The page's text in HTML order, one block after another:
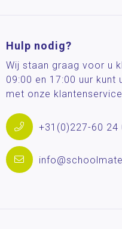
Hulp nodig?
Wij staan graag voor u
09:00 en 17:00 uur
met onze klantenservice.
+31(0)227-60 24